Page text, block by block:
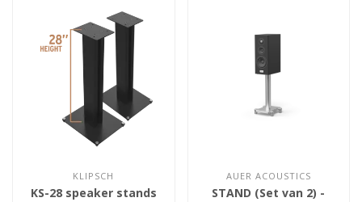
KLIPSCH
KS-28 speaker stands
AUER ACOUSTICS
STAND (Set van 2) -